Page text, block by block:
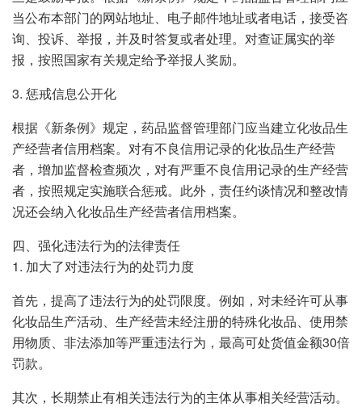
当公布本部门的网站地址、电子邮件地址或者电话，接受咨
询、投诉、举报，并及时答复或者处理。对查证属实的举
报，按照国家有关规定给予举报人奖励。
3. 惩戒信息公开化
根据《新条例》规定，药品监督管理部门应当建立化妆品生
产经营者信用档案。对有不良信用记录的化妆品生产经营
者，增加监督检查频次，对有严重不良信用记录的生产经营
者，按照规定实施联合惩戒。此外，责任约谈情况和整改情
况还会纳入化妆品生产经营者信用档案。
四、强化违法行为的法律责任
1. 加大了对违法行为的处罚力度
首先，提高了违法行为的处罚限度。例如，对未经许可从事
化妆品生产活动、生产经营未经注册的特殊化妆品、使用禁
用物质、非法添加等严重违法行为，最高可处货值金额30倍
罚款。
其次，长期禁止有相关违法行为的主体从事相关经营活动。